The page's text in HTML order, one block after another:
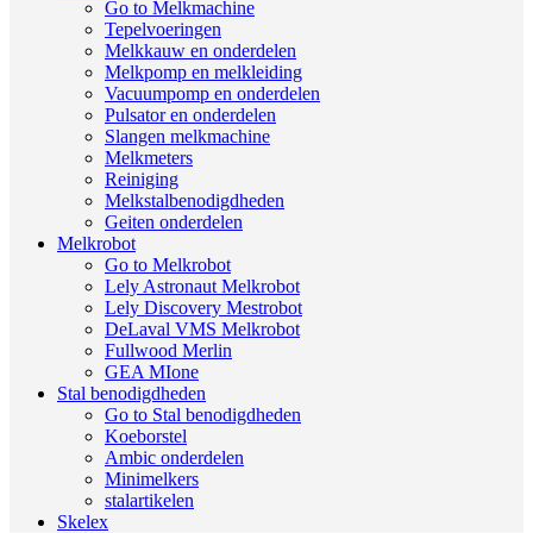
Go to Melkmachine
Tepelvoeringen
Melkkauw en onderdelen
Melkpomp en melkleiding
Vacuumpomp en onderdelen
Pulsator en onderdelen
Slangen melkmachine
Melkmeters
Reiniging
Melkstalbenodigdheden
Geiten onderdelen
Melkrobot
Go to Melkrobot
Lely Astronaut Melkrobot
Lely Discovery Mestrobot
DeLaval VMS Melkrobot
Fullwood Merlin
GEA MIone
Stal benodigdheden
Go to Stal benodigdheden
Koeborstel
Ambic onderdelen
Minimelkers
stalartikelen
Skelex